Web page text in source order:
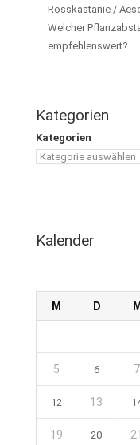
Rosskastanie /
Welcher
empfehlenswert?
Kategorien
Kategorien
Kalender
M D M
5 6 7
12 13
19 20 21